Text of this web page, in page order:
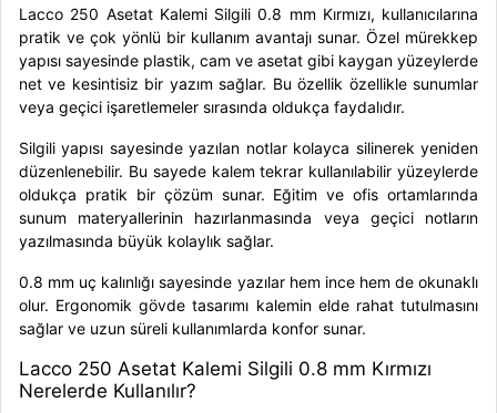
Lacco 250 Asetat Kalemi Silgili 0.8 mm Kırmızı, kullanıcılarına
pratik ve çok yönlü bir kullanım avantajı sunar. Özel mürekkep
yapısı sayesinde plastik, cam ve asetat gibi kaygan yüzeylerde
net ve kesintisiz bir yazım sağlar. Bu özellik özellikle sunumlar
veya geçici işaretlemeler sırasında oldukça faydalıdır.
Silgili yapısı sayesinde yazılan notlar kolayca silinerek yeniden
düzenlenebilir. Bu sayede kalem tekrar kullanılabilir yüzeylerde
oldukça pratik bir çözüm sunar. Eğitim ve ofis ortamlarında
sunum materyallerinin hazırlanmasında veya geçici notların
yazılmasında büyük kolaylık sağlar.
0.8 mm uç kalınlığı sayesinde yazılar hem ince hem de okunaklı
olur. Ergonomik gövde tasarımı kalemin elde rahat tutulmasını
sağlar ve uzun süreli kullanımlarda konfor sunar.
Lacco 250 Asetat Kalemi Silgili 0.8 mm Kırmızı
Nerelerde Kullanılır?